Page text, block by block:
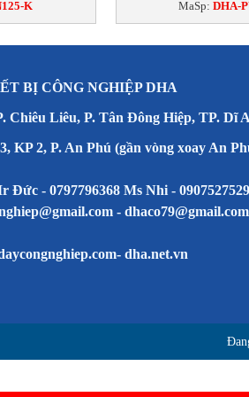
K MaSp:DHA-
BỊ CÔNG NGHIỆP DHA
Chiêu Liêu, P. Tân Đông Hiệp, TP. Dĩ
KP 2, P. An Phú (gần vòng xoay An
Đức - 0797796368 Ms Nhi -
- dhaco79@gmail.com
- dha.net.vn